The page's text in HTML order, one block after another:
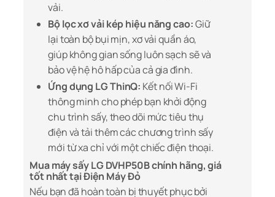
vải.
Bộ lọc xơ vải kép hiệu năng cao:Giữ
lại toàn bộ bụi mịn, xơ vải quần áo,
giúp không gian sống luôn sạch sẽ và
bảo vệ hệ hô hấp của cả gia đình.
Ứng dụng LG ThinQ: Kết nối Wi-Fi
thông minh cho phép bạn khởi động
chu trình sấy, theo dõi mức tiêu thụ
điện và tải thêm các chương trình sấy
mới từ xa chỉ với một chiếc điện thoại.
Mua máy sấy LG DVHP50B chính hãng, giá
tốt nhất tại Điện Máy Đỏ
Nếu bạn đã hoàn toàn bị thuyết phục bởi